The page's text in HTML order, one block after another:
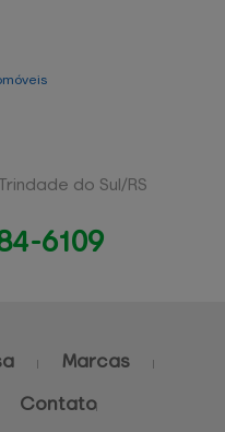
do Sul/RS
6109
Marcas
Contato